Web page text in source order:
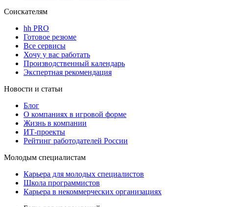
Соискателям
hh PRO
Готовое резюме
Все сервисы
Хочу у вас работать
Производственный календарь
Экспертная рекомендация
Новости и статьи
Блог
О компаниях в игровой форме
Жизнь в компании
ИТ-проекты
Рейтинг работодателей России
Молодым специалистам
Карьера для молодых специалистов
Школа программистов
Карьера в некоммерческих организациях